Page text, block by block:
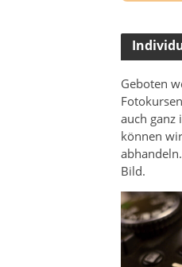
Geboten
auch ganz
können
Bild.